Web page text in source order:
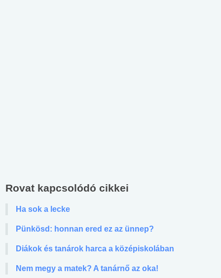
Rovat kapcsolódó cikkei
Ha sok a lecke
Pünkösd: honnan ered ez az ünnep?
Diákok és tanárok harca a középiskolában
Nem megy a matek? A tanárnő az oka!